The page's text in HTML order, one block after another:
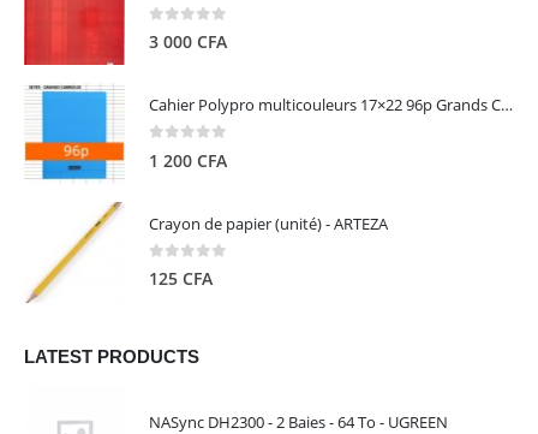
3 000 CFA
Cahier Polypro multicouleurs 17×22 96p Grands Carreaux Séyès 90g - CALLIGRAPHE
1 200 CFA
Crayon de papier (unité) - ARTEZA
0 out of 5
125 CFA
LATEST PRODUCTS
NASync DH2300 - 2 Baies - 64 To - UGREEN